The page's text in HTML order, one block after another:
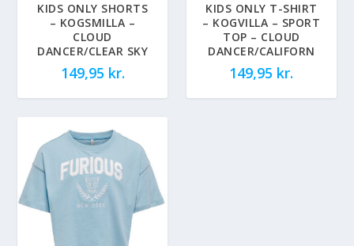
KIDS ONLY SHORTS
– KOGSMILLA –
CLOUD
DANCER/CLEAR SKY
149,95 kr.
KIDS ONLY T-SHIRT
– KOGVILLA – SPORT
TOP – CLOUD
DANCER/CALIFORN
149,95 kr.